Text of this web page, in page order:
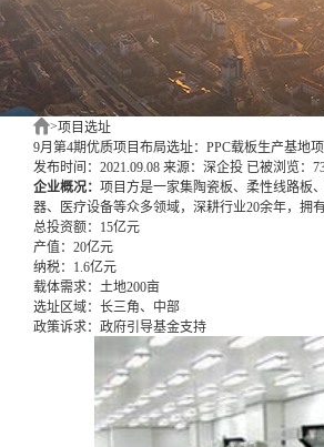
>项目选址
9月第4期优质项目布局选址：PPC载板生产基地项
发布时间：2021.09.08 来源：深企投 已被浏览：
企业概况： 项目方是一家集陶瓷板、柔性线路板
器、医疗设备等众多领域，深耕行业20余年，拥
总投资额： 15亿元
产值： 20亿元
纳税： 1.6亿元
载体需求： 土地200亩
选址区域： 长三角、中部
政策诉求： 政府引导基金支持